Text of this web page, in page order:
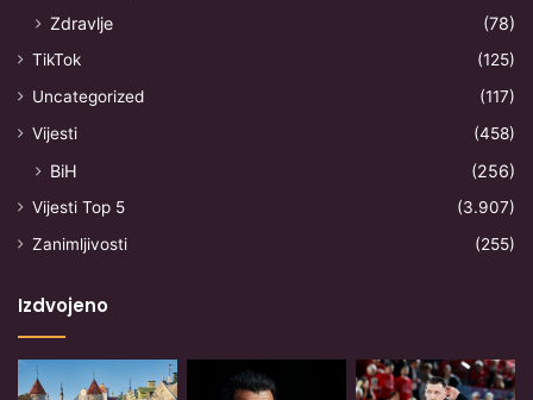
Zdravlje
(78)
TikTok
(125)
Uncategorized
(117)
Vijesti
(458)
BiH (256)
Vijesti Top 5
(3.907)
Zanimljivosti
(255)
Izdvojeno